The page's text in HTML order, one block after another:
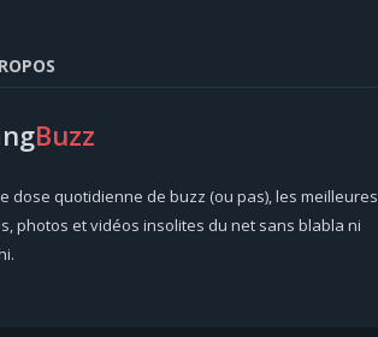
Buzz
dose quotidienne de buzz (ou pas), les meilleures
photos et vidéos insolites du net sans blabla ni